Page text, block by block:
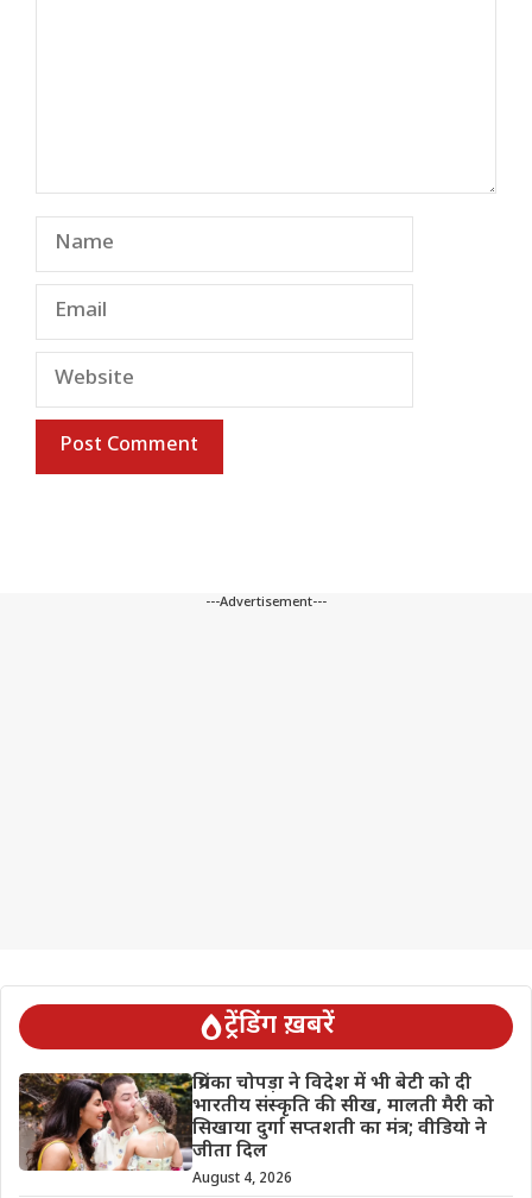
Name
Email
Website
---Advertisement---
ट्रेंडिंग ख़बरें
प्रियंका चोपड़ा ने विदेश में भी बेटी को दी
भारतीय संस्कृति की सीख, मालती मैरी को
सिखाया दुर्गा सप्तशती का मंत्र; वीडियो ने
जीता दिल
August 4, 2026